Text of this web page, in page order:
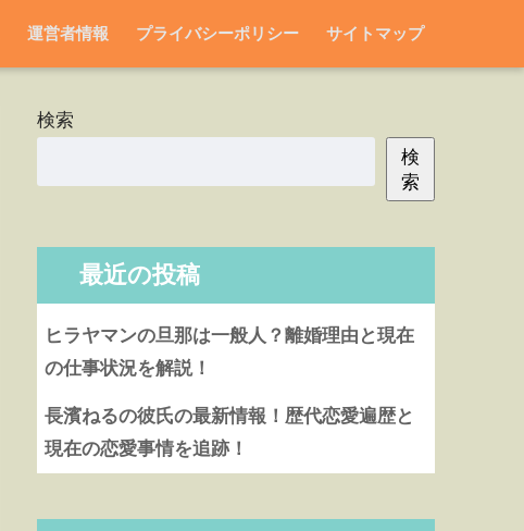
運営者情報 プライバシーポリシー サイトマップ
検索
検
索
最近の投稿
ヒラヤマンの旦那は一般人？離婚理由と現在
の仕事状況を解説！
長濱ねるの彼氏の最新情報！歴代恋愛遍歴と
現在の恋愛事情を追跡！